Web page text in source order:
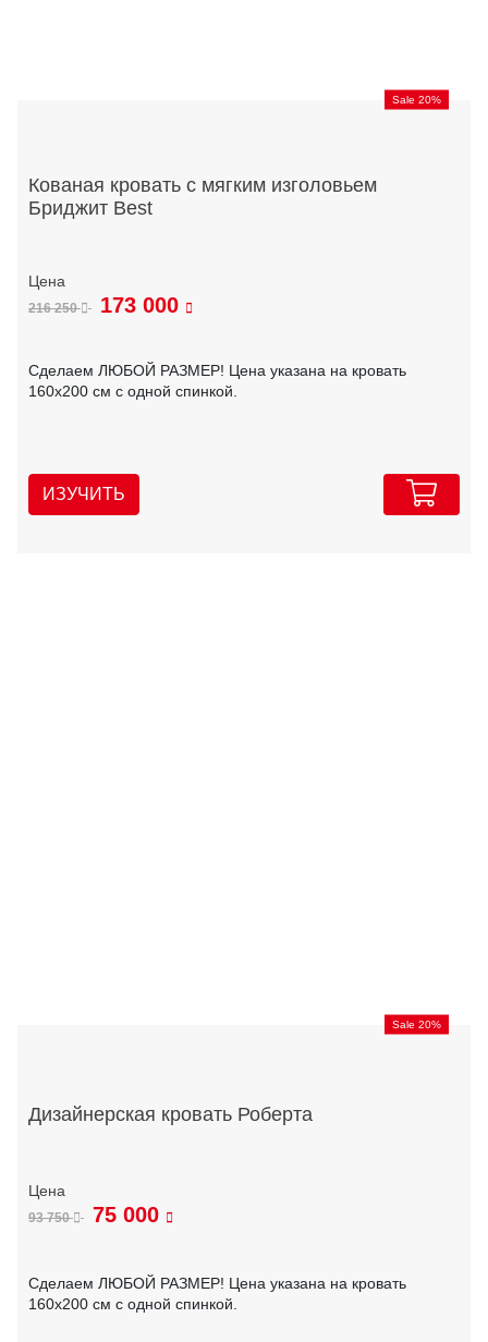
Sale 20%
Кованая кровать с мягким изголовьем
Бриджит Best
216 250 173 000
Сделаем ЛЮБОЙ РАЗМЕР! Цена указана на кровать
160х200 см с одной спинкой.
ИЗУЧИТЬ
Sale 20%
Дизайнерская кровать Роберта
93 750 75 000
Сделаем ЛЮБОЙ РАЗМЕР! Цена указана на кровать
160х200 см с одной спинкой.